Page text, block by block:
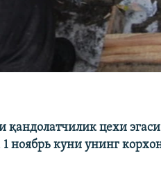
цехи
ноябрь куни унинг